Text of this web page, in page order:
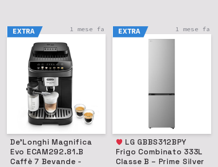
EXTRA 1 mese fa
De'Longhi Magnifica
Evo ECAM292.81.B
Caffè 7 Bevande -
EXTRA 1 mese fa
Frigo Combinato 333L
Classe B – Prime Silver